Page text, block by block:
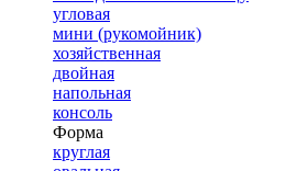
угловая
мини (рукомойник)
хозяйственная
двойная
напольная
консоль
Форма
круглая